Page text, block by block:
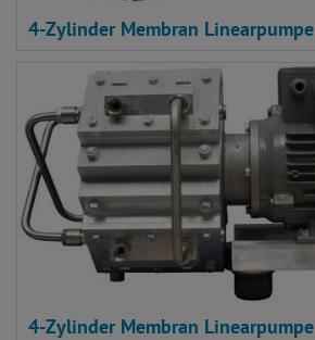
4-Zylinder Membran Linearpumpe
4-Zylinder Membran Linearpumpe